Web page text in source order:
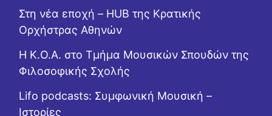
Στη νέα εποχή – HUB της Κρατικής
Ορχήστρας Αθηνών
Η Κ.Ο.Α. στο Τμήμα Μουσικών Σπουδών της
Φιλοσοφικής Σχολής
Lifo podcasts: Συμφωνική Μουσική –
Ιστορίες